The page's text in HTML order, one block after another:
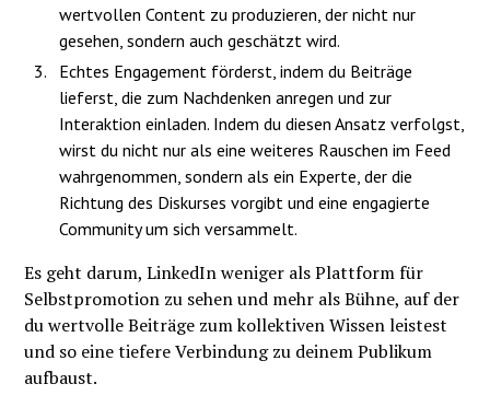
wertvollen Content zu produzieren, der nicht nur
gesehen, sondern auch geschätzt wird.
Echtes Engagement förderst, indem du Beiträge
lieferst, die zum Nachdenken anregen und zur
Interaktion einladen. Indem du diesen Ansatz verfolgst,
wirst du nicht nur als eine weiteres Rauschen im Feed
wahrgenommen, sondern als ein Experte, der die
Richtung des Diskurses vorgibt und eine engagierte
Community um sich versammelt.
Es geht darum, LinkedIn weniger als Plattform für
Selbstpromotion zu sehen und mehr als Bühne, auf der
du wertvolle Beiträge zum kollektiven Wissen leistest
und so eine tiefere Verbindung zu deinem Publikum
aufbaust.